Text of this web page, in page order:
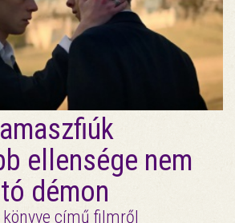
ellensége nem
démon
című filmről